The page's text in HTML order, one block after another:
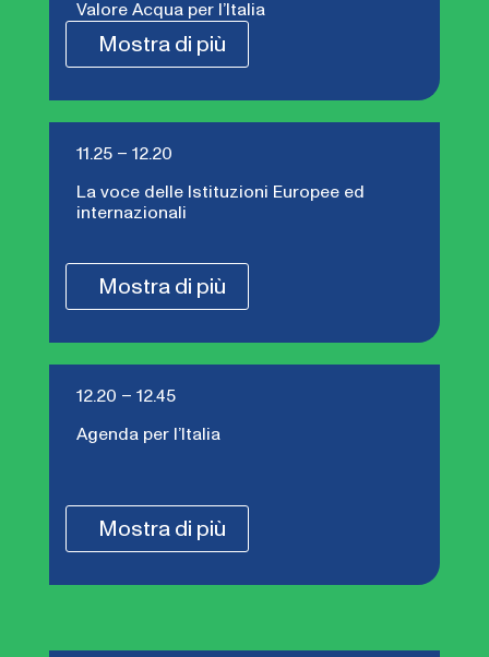
Valore Acqua per l’Italia
Mostra di più
11.25 – 12.20
La voce delle Istituzioni Europee ed
internazionali
Mostra di più
12.20 – 12.45
Agenda per l’Italia
Mostra di più